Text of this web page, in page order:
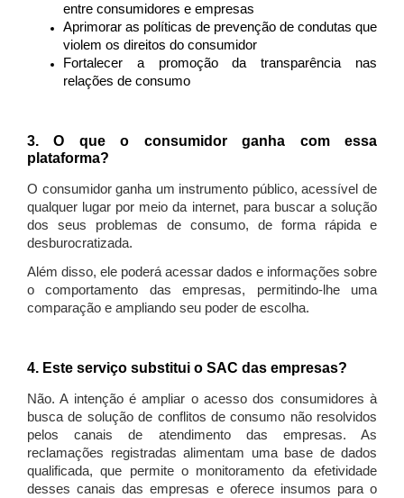
entre consumidores e empresas
Aprimorar as políticas de prevenção de condutas que
violem os direitos do consumidor
Fortalecer a promoção da transparência nas
relações de consumo
3. O que o consumidor ganha com essa
plataforma?
O consumidor ganha um instrumento público, acessível de
qualquer lugar por meio da internet, para buscar a solução
dos seus problemas de consumo, de forma rápida e
desburocratizada.
Além disso, ele poderá acessar dados e informações sobre
o comportamento das empresas, permitindo-lhe uma
comparação e ampliando seu poder de escolha.
4. Este serviço substitui o SAC das empresas?
Não. A intenção é ampliar o acesso dos consumidores à
busca de solução de conflitos de consumo não resolvidos
pelos canais de atendimento das empresas. As
reclamações registradas alimentam uma base de dados
qualificada, que permite o monitoramento da efetividade
desses canais das empresas e oferece insumos para o